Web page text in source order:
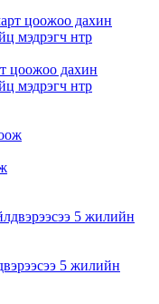
цоожоо дахин
мэдрэгч нтр
5 жилийн